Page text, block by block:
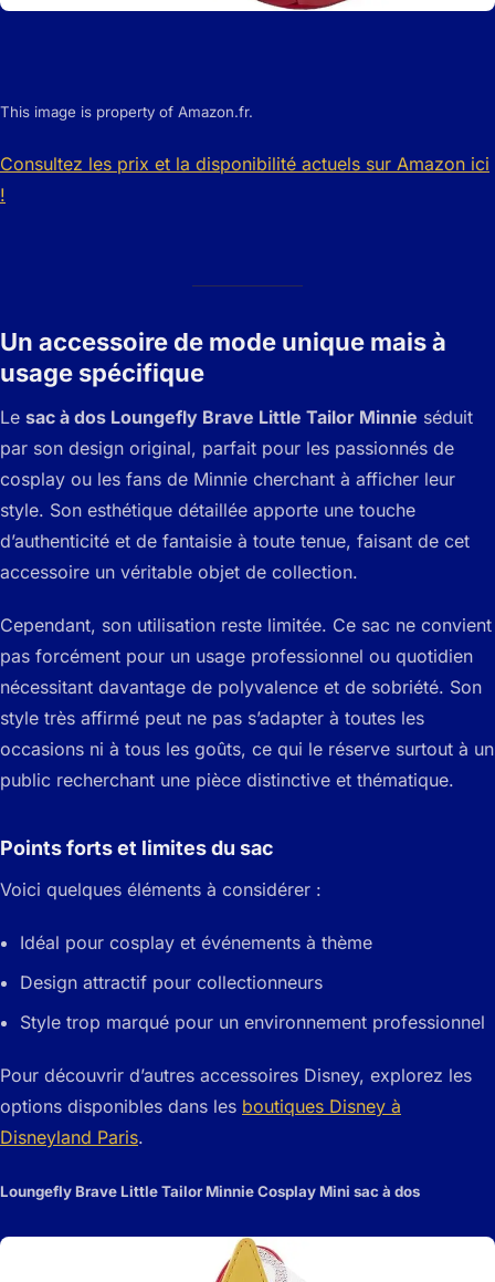
This image is property of Amazon.fr.
Consultez les prix et la disponibilité actuels sur Amazon ici
!
Un accessoire de mode unique mais à
usage spécifique
Le sac à dos Loungefly Brave Little Tailor Minnie séduit
par son design original, parfait pour les passionnés de
cosplay ou les fans de Minnie cherchant à afficher leur
style. Son esthétique détaillée apporte une touche
d’authenticité et de fantaisie à toute tenue, faisant de cet
accessoire un véritable objet de collection.
Cependant, son utilisation reste limitée. Ce sac ne convient
pas forcément pour un usage professionnel ou quotidien
nécessitant davantage de polyvalence et de sobriété. Son
style très affirmé peut ne pas s’adapter à toutes les
occasions ni à tous les goûts, ce qui le réserve surtout à un
public recherchant une pièce distinctive et thématique.
Points forts et limites du sac
Voici quelques éléments à considérer :
Idéal pour cosplay et événements à thème
Design attractif pour collectionneurs
Style trop marqué pour un environnement professionnel
Pour découvrir d’autres accessoires Disney, explorez les
options disponibles dans les boutiques Disney à
Disneyland Paris.
Loungefly Brave Little Tailor Minnie Cosplay Mini sac à dos